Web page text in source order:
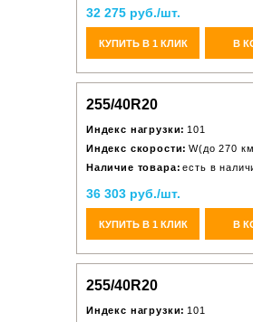
32 275 руб./шт.
КУПИТЬ В 1 КЛИК В
255/40R20
Индекс нагрузки: 101
Индекс скорости: W(до 270
Наличие товара: есть в
36 303 руб./шт.
КУПИТЬ В 1 КЛИК В
255/40R20
Индекс нагрузки: 101